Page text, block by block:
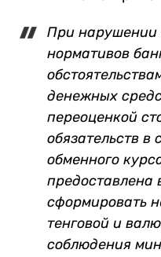
При нарушении
нормативов
денежных
переоценкой
обязательств в
обменного
предоставлена
сформировать
тенговой и
соблюдения